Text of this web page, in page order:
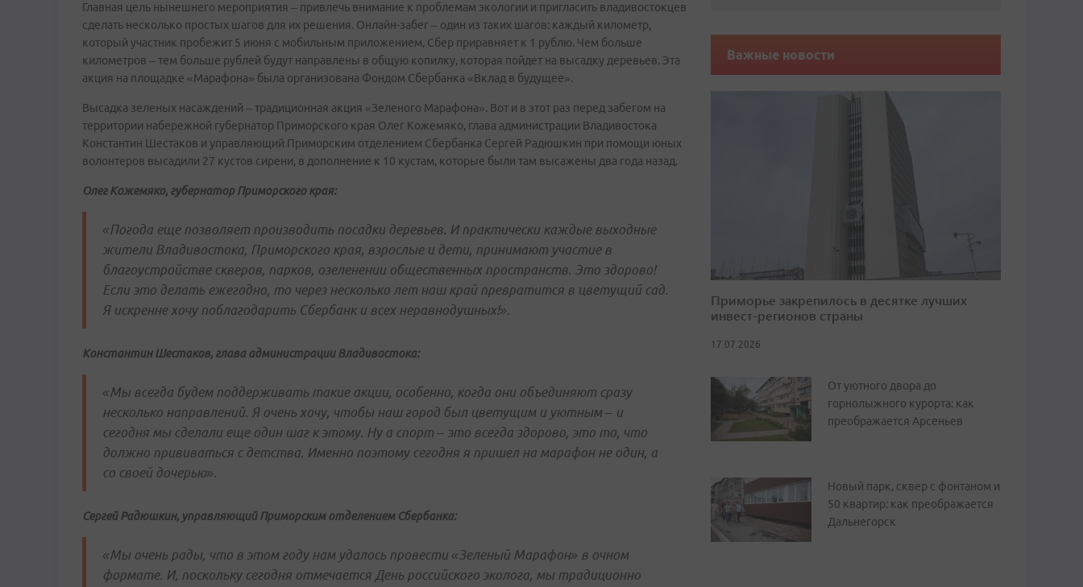
Главная цель нынешнего мероприятия – привлечь внимание к проблемам экологии и пригласить владивостокцев
сделать несколько простых шагов для их решения. Онлайн-забег – один из таких шагов: каждый километр,
который участник пробежит 5 июня с мобильным приложением, Сбер приравняет к 1 рублю. Чем больше
километров – тем больше рублей будут направлены в общую копилку, которая пойдет на высадку деревьев. Эта
акция на площадке «Марафона» была организована Фондом Сбербанка «Вклад в будущее».
Высадка зеленых насаждений – традиционная акция «Зеленого Марафона». Вот и в этот раз перед забегом на
территории набережной губернатор Приморского края Олег Кожемяко, глава администрации Владивостока
Константин Шестаков и управляющий Приморским отделением Сбербанка Сергей Радюшкин при помощи юных
волонтеров высадили 27 кустов сирени, в дополнение к 10 кустам, которые были там высажены два года назад.
Олег Кожемяко, губернатор Приморского края:
«Погода еще позволяет производить посадки деревьев. И практически каждые выходные
жители Владивостока, Приморского края, взрослые и дети, принимают участие в
благоустройстве скверов, парков, озеленении общественных пространств. Это здорово!
Если это делать ежегодно, то через несколько лет наш край превратится в цветущий сад.
Я искренне хочу поблагодарить Сбербанк и всех неравнодушных!».
Константин Шестаков, глава администрации Владивостока:
«Мы всегда будем поддерживать такие акции, особенно, когда они объединяют сразу
несколько направлений. Я очень хочу, чтобы наш город был цветущим и уютным – и
сегодня мы сделали еще один шаг к этому. Ну а спорт – это всегда здорово, это то, что
должно прививаться с детства. Именно поэтому сегодня я пришел на марафон не один, а
со своей дочерью».
Сергей Радюшкин, управляющий Приморским отделением Сбербанка:
«Мы очень рады, что в этом году нам удалось провести «Зеленый Марафон» в очном
формате. И, поскольку сегодня отмечается День российского эколога, мы традиционно
Важные новости
Приморье закрепилось в десятке лучших
инвест-регионов страны
17.07.2026
От уютного двора до
горнолыжного курорта: как
преображается Арсеньев
Новый парк, сквер с фонтаном и
50 квартир: как преображается
Дальнегорск